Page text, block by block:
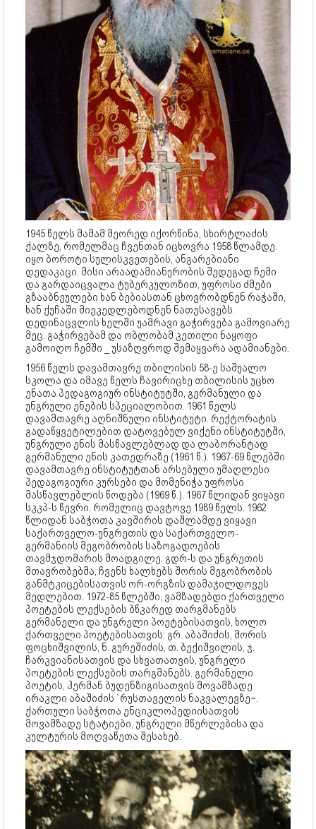
1945 წელს მამამ მეორედ იქორწინა, სხირტლაძის
ქალზე, რომელმაც ჩვენთან იცხოვრა 1958 წლამდე.
იყო ბოროტი სულისკვეთების, ანგარებიანი
დედაკაცი. მისი არაადამიანურობის შედეგად ჩემი
და გარდაიცვალა ტუბერკულოზით, უფროსი ძმები
გზააბნეულები ხან ბებიასთან ცხოვრობდნენ რაჭაში,
ხან ქუჩაში მიეკედლებოდნენ ნათესავებს.
დედინაცვლის ხელში უამრავი გაჭირვება გამოვიარე
მეც. გაჭირვებამ და ობლობამ კეთილი ნაყოფი
გამოიღო ჩემში _ უსაზღვროდ შემაყვარა ადამიანები.
1956 წელს დავამთავრე თბილისის 58-ე საშუალო
სკოლა და იმავე წელს ჩავირიცხე თბილისის უცხო
ენათა პედაგოგიურ ინსტიტუტში, გერმანული და
უნგრული ენების სპეციალობით. 1961 წელს
დავამთავრე აღნიშნული ინსტიტუტი. რექტორატის
გადაწყვეტილებით დატოვებულ ვიქენი ინსტიტუტში,
უნგრული ენის მასწავლებლად და ლაბორანტად
გერმანული ენის კათედრაზე (1961 წ.). 1967-69 წლებში
დავამთავრე ინსტიტუტთან არსებული უმაღლესი
პედაგოგიური კურსები და მომენიჭა უფროსი
მასწავლებლის წოდება (1969 წ.). 1967 წლიდან ვიყავი
სკკპ-ს წევრი, რომელიც დავტოვე 1989 წელს. 1962
წლიდან საბჭოთა კავშირის დაშლამდე ვიყავი
საქართველო-უნგრეთის და საქართველო-
გერმანიის მეგობრობის საზოგადოების
თავმჯდომარის მოადგილე. გდრ-ს და უნგრეთის
მთავრობებმა, ჩვენს ხალხებს შორის მეგობრობის
განმტკიცებისათვის ორ-ორგზის დამაჯილდოვეს
მედლებით. 1972-85 წლებში, ვამზადებდი ქართველი
პოეტების ლექსების ბწკარედ თარგმანებს
გერმანელი და უნგრელი პოეტებისათვის, ხოლო
ქართველი პოეტებისათვის: გრ. აბაშიძის, მორის
ფოცხიშვილის, ნ. გურეშიძის, თ. ბექიშვილის, ჯ.
ჩარკვიანისათვის და სხვათათვის, უნგრელი
პოეტების ლექსების თარგმანებს. გერმანელი
პოეტის, ჰერმან ბუდენზიგისათვის მოვამზადე
ირაკლი აბაშიძის `რუსთაველის ნაკვალევზე~.
ქართული საბჭოთა ენციკლოპედიისათვის
მოვამზადე სტატიები, უნგრელი მწერლებისა და
კულტურის მოღვაწეთა შესახებ.